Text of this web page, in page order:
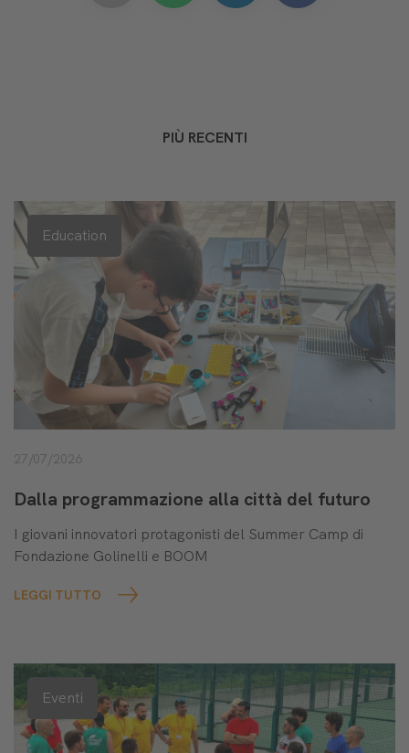
PIÙ RECENTI
Education
27/07/2026
Dalla programmazione alla città del futuro
I giovani innovatori protagonisti del Summer Camp di
Fondazione Golinelli e BOOM
LEGGI TUTTO
Eventi